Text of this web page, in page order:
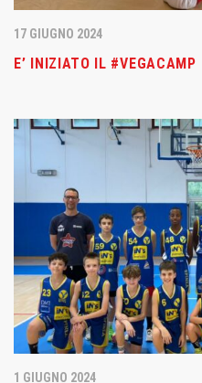
17 GIUGNO 2024
E’ INIZIATO IL #VEGACAMP
1 GIUGNO 2024